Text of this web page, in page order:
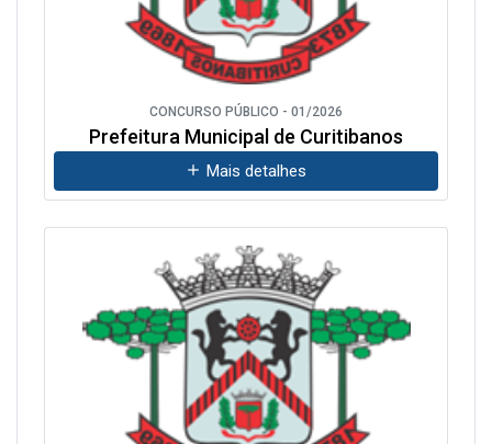
CONCURSO PÚBLICO - 01/2026
Prefeitura Municipal de Curitibanos
Mais detalhes